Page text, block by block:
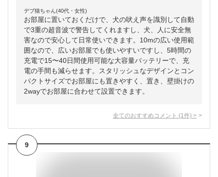
デブ猫ちゃん(40代・女性)
お部屋に置いておくだけで、犬の吠え声を識別して自動
で3重の超音波で警告してくれますし、犬、人に安全無
害なので安心して日常使いできます。10mの広い使用範
囲なので、広いお部屋でも使いやすいですし、5時間の
充電で15〜40日間使用可能な大容量バッテリーで、充
電の手間も減らせます。スタリッシュなデザインとコン
パクトサイズでお部屋にも置きやすく、置き、壁掛けの
2wayでお部屋に合わせて設置できます。
全てのおすすめコメント (1 件) >
9